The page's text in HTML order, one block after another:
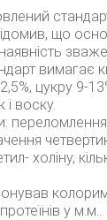
що
вимагає
цукру 9-
воску.
холіну,
у м.м..